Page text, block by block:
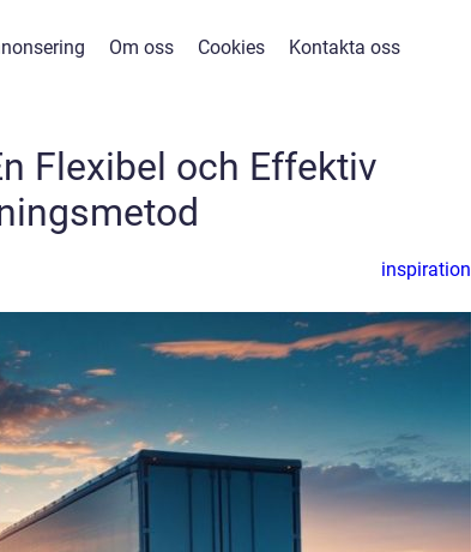
Om oss Cookies Kontakta oss
Flexibel och Effektiv
inspiration